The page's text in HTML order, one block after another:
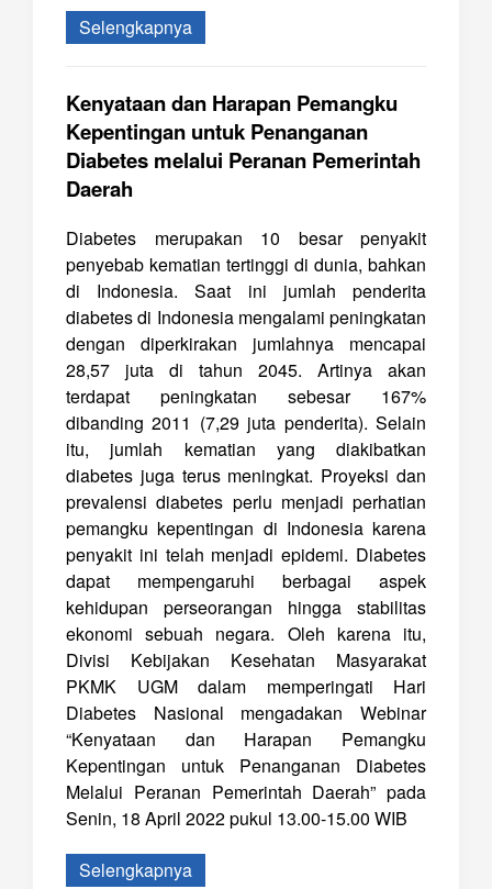
Selengkapnya
Kenyataan dan Harapan Pemangku
Kepentingan untuk Penanganan
Diabetes melalui Peranan Pemerintah
Daerah
Diabetes merupakan 10 besar penyakit
penyebab kematian tertinggi di dunia, bahkan
di Indonesia. Saat ini jumlah penderita
diabetes di Indonesia mengalami peningkatan
dengan diperkirakan jumlahnya mencapai
28,57 juta di tahun 2045. Artinya akan
terdapat peningkatan sebesar 167%
dibanding 2011 (7,29 juta penderita). Selain
itu, jumlah kematian yang diakibatkan
diabetes juga terus meningkat. Proyeksi dan
prevalensi diabetes perlu menjadi perhatian
pemangku kepentingan di Indonesia karena
penyakit ini telah menjadi epidemi. Diabetes
dapat mempengaruhi berbagai aspek
kehidupan perseorangan hingga stabilitas
ekonomi sebuah negara. Oleh karena itu,
Divisi Kebijakan Kesehatan Masyarakat
PKMK UGM dalam memperingati Hari
Diabetes Nasional mengadakan Webinar
“Kenyataan dan Harapan Pemangku
Kepentingan untuk Penanganan Diabetes
Melalui Peranan Pemerintah Daerah” pada
Senin, 18 April 2022 pukul 13.00-15.00 WIB
Selengkapnya